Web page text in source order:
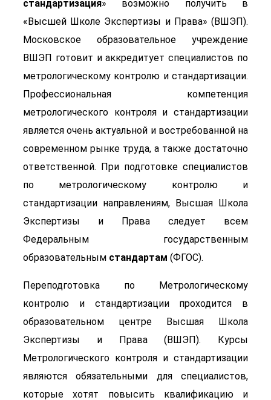
стандартизация» возможно получить в
«Высшей Школе Экспертизы и Права» (ВШЭП).
Московское образовательное учреждение
ВШЭП готовит и аккредитует специалистов по
метрологическому контролю и стандартизации.
Профессиональная компетенция
метрологического контроля и стандартизации
является очень актуальной и востребованной на
современном рынке труда, а также достаточно
ответственной. При подготовке специалистов
по метрологическому контролю и
стандартизации направлениям, Высшая Школа
Экспертизы и Права следует всем
Федеральным государственным
образовательным стандартам (ФГОС).
Переподготовка по Метрологическому
контролю и стандартизации проходится в
образовательном центре Высшая Школа
Экспертизы и Права (ВШЭП). Курсы
Метрологического контроля и стандартизации
являются обязательными для специалистов,
которые хотят повысить квалификацию и